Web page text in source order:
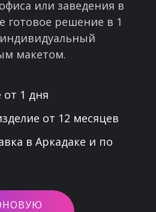
или заведения в
готовое решение в 1
макетом.
от 1 дня
от 12 месяцев
в Аркадаке и по